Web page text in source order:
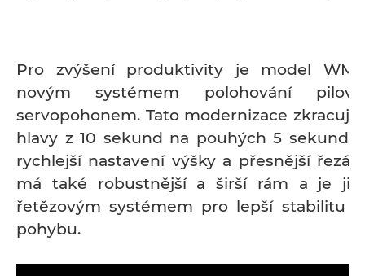
Pro zvýšení produktivity je model
novým systémem polohování
servopohonem. Tato modernizace
hlavy z 10 sekund na pouhých 5 sekund,
rychlejší nastavení výšky a přesnější
má také robustnější a širší rám a je
řetězovým systémem pro lepší stabilitu
pohybu.